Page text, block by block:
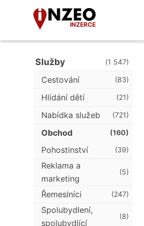
INZERCE
Služby (1 547)
Cestování (83)
Hlídání dětí (21)
Nabídka služeb (721)
Obchod (160)
Pohostinství (39)
Reklama a
marketing
(5)
Řemeslníci (247)
Spolubydlení,
spolubydlící
(8)